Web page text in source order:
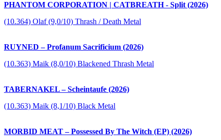
PHANTOM CORPORATION | CATBREATH - Split (2026)
(10.364) Olaf (9,0/10) Thrash / Death Metal
RUYNED – Profanum Sacrificium (2026)
(10.363) Maik (8,0/10) Blackened Thrash Metal
TABERNAKEL – Scheintaufe (2026)
(10.363) Maik (8,1/10) Black Metal
MORBID MEAT – Possessed By The Witch (EP) (2026)